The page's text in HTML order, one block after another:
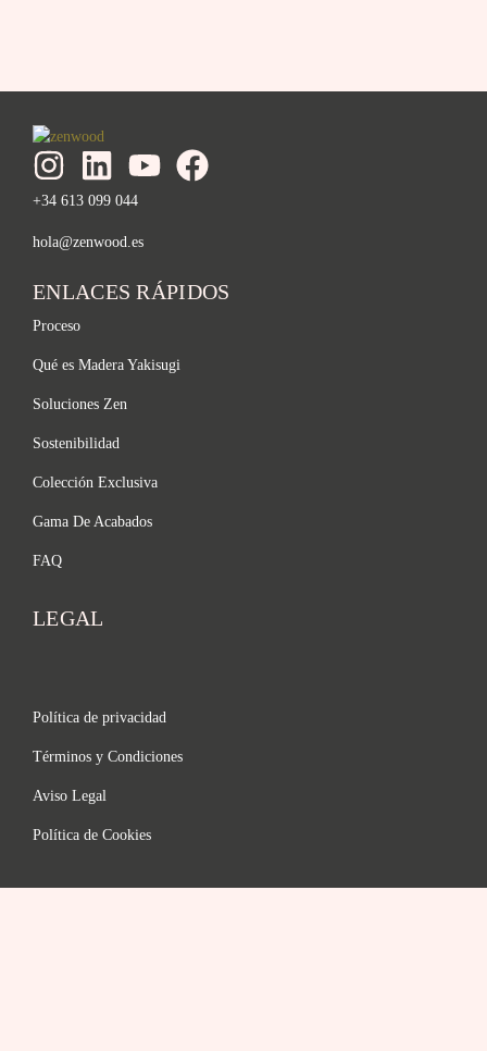
+34 613 099 044
hola@zenwood.es
ENLACES RÁPIDOS
Proceso
Qué es Madera Yakisugi
Soluciones Zen
Sostenibilidad
Colección Exclusiva
Gama De Acabados
FAQ
LEGAL
Política de privacidad
Términos y Condiciones
Aviso Legal
Política de Cookies